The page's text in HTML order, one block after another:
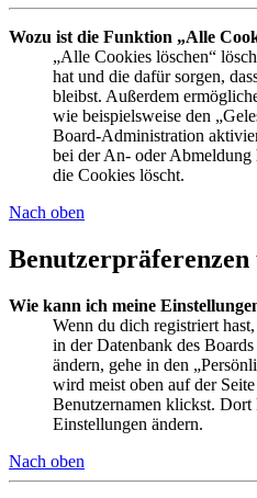
Wozu ist die Funktion „Alle
„Alle Cookies löschen“
hat und die dafür sorgen,
bleibst. Außerdem
wie beispielsweise den
Board-Administration
bei der An- oder Abmeldung
die Cookies löscht.
Nach oben
Benutzerpräferenzen
Wie kann ich meine
Wenn du dich registriert
in der Datenbank des
ändern, gehe in den
wird meist oben auf der
Benutzernamen klickst. Dort
Einstellungen ändern.
Nach oben